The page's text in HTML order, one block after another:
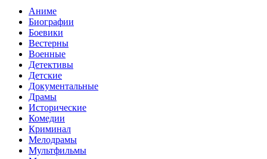
Аниме
Биографии
Боевики
Вестерны
Военные
Детективы
Детские
Документальные
Драмы
Исторические
Комедии
Криминал
Мелодрамы
Мультфильмы